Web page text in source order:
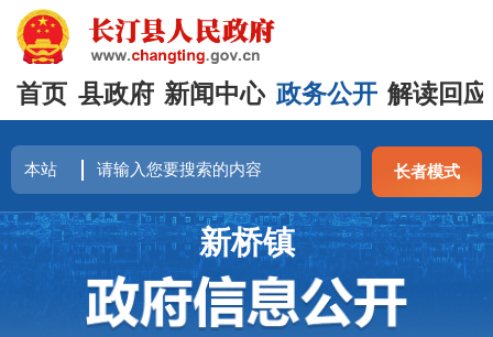
首页 县政府 新闻中心 政务公开 解读回应
长者模式
新桥镇